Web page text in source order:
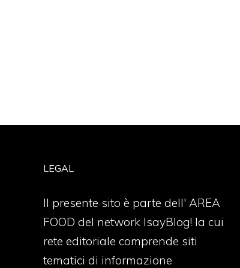
LEGAL
Il presente sito è parte dell' AREA
FOOD del network IsayBlog! la cui
rete editoriale comprende siti
tematici di informazione